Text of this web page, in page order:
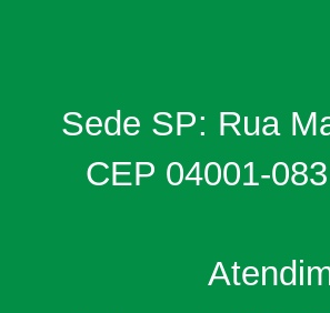
Sede SP: Rua
CEP 04001-